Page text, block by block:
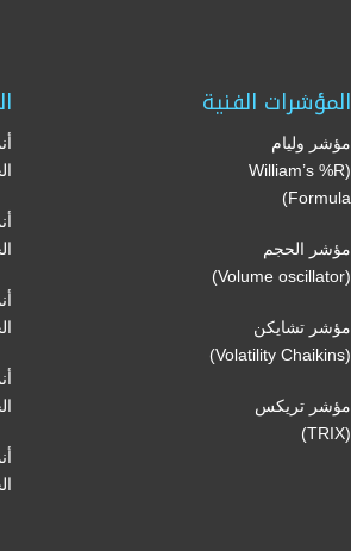
المؤشرات الفنية
مؤشر وليام
(William’s %R
Formula)
مؤشر الحجم
(Volume oscillator)
مؤشر تشايكن
(Volatility Chaikins)
مؤشر تريكس
(TRIX)